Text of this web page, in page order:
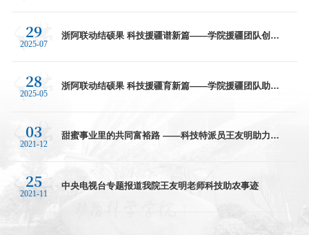
29
2025-07
浙阿联动结硕果 科技援疆谱新篇——学院援疆团队创新
28
2025-05
浙阿联动结硕果 科技援疆育新篇——学院援疆团队助力
03
2021-12
甜蜜事业里的共同富裕路 ——科技特派员王友明助力文
25
2021-11
中央电视台专题报道我院王友明老师科技助农事迹